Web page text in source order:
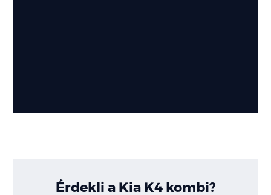
Érdekli a Kia K4 kombi?